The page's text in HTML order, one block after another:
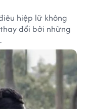
hiệp lữ không
đổi bởi những